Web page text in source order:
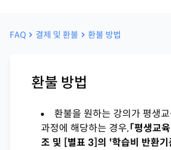
FAQ 결제 및 환불 환불 방법
환불 방법
환불을 원하는 강의가 평생
과정에 해당하는 경우,「평생교
조 및 [별표 3]의 '학습비 반환